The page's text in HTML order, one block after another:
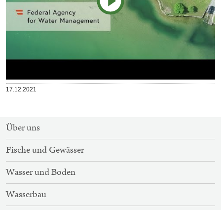
Video
abspielen
Veröffentlicht
17.12.2021
SITEMAP-
NAVIGATION
Über uns
Fische und Gewässer
Wasser und Boden
Wasserbau